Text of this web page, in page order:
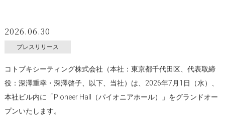
2026.06.30
プレスリリース
コトブキシーティング株式会社（本社：東京都千代田区、代表取締
役：深澤重幸・深澤啓子、以下、当社）は、2026年7月1日（水）、
本社ビル内に「Pioneer Hall（パイオニアホール）」をグランドオー
プンいたします。